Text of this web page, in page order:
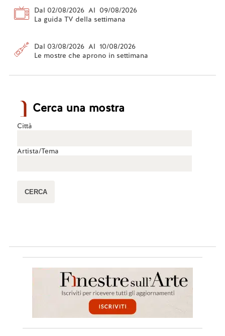
Dal 02/08/2026 Al 09/08/2026
La guida TV della settimana
Dal 03/08/2026 Al 10/08/2026
Le mostre che aprono in settimana
Cerca una mostra
Città
Artista/Tema